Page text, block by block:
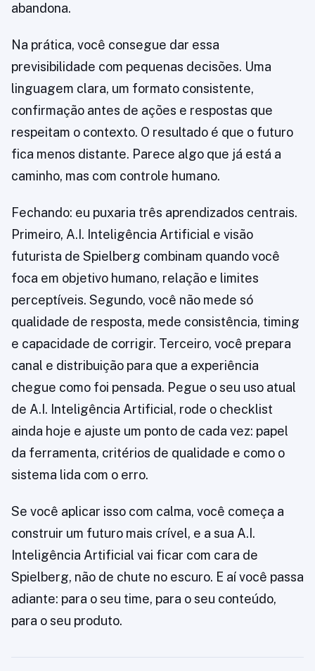
abandona.
Na prática, você consegue dar essa
previsibilidade com pequenas decisões. Uma
linguagem clara, um formato consistente,
confirmação antes de ações e respostas que
respeitam o contexto. O resultado é que o futuro
fica menos distante. Parece algo que já está a
caminho, mas com controle humano.
Fechando: eu puxaria três aprendizados centrais.
Primeiro, A.I. Inteligência Artificial e visão
futurista de Spielberg combinam quando você
foca em objetivo humano, relação e limites
perceptíveis. Segundo, você não mede só
qualidade de resposta, mede consistência, timing
e capacidade de corrigir. Terceiro, você prepara
canal e distribuição para que a experiência
chegue como foi pensada. Pegue o seu uso atual
de A.I. Inteligência Artificial, rode o checklist
ainda hoje e ajuste um ponto de cada vez: papel
da ferramenta, critérios de qualidade e como o
sistema lida com o erro.
Se você aplicar isso com calma, você começa a
construir um futuro mais crível, e a sua A.I.
Inteligência Artificial vai ficar com cara de
Spielberg, não de chute no escuro. E aí você passa
adiante: para o seu time, para o seu conteúdo,
para o seu produto.